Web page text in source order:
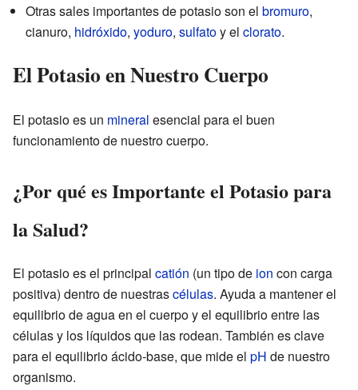
Otras sales importantes de potasio son el bromuro,
cianuro, hidróxido, yoduro, sulfatoy el clorato.
El Potasio en Nuestro Cuerpo
El potasio es un mineral esencial para el buen
funcionamiento de nuestro cuerpo.
¿Por qué es Importante el Potasio para
la Salud?
El potasio es el principal catión (un tipo de ion con carga
positiva) dentro de nuestrascélulas. Ayuda a mantener el
equilibrio de agua en el cuerpo y el equilibrio entre las
células y los líquidos que las rodean. También es clave
para el equilibrio ácido-base, que mide el pH de nuestro
organismo.